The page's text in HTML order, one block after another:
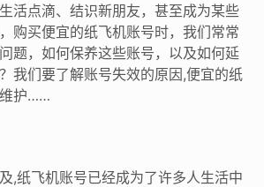
活点滴、结识新朋友，甚至成为某些
购买便宜的纸飞机账号时，我们常常
题，如何保养这些账号，以及如何延
我们要了解账号失效的原因,便宜的纸
维护……
,纸飞机账号已经成为了许多人生活中